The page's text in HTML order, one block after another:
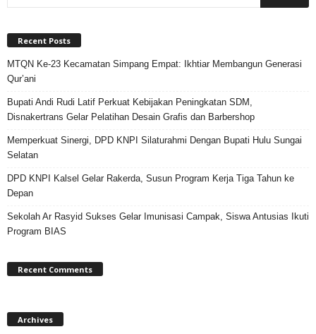
Recent Posts
MTQN Ke-23 Kecamatan Simpang Empat: Ikhtiar Membangun Generasi
Qur’ani
Bupati Andi Rudi Latif Perkuat Kebijakan Peningkatan SDM,
Disnakertrans Gelar Pelatihan Desain Grafis dan Barbershop
Memperkuat Sinergi, DPD KNPI Silaturahmi Dengan Bupati Hulu Sungai
Selatan
DPD KNPI Kalsel Gelar Rakerda, Susun Program Kerja Tiga Tahun ke
Depan
Sekolah Ar Rasyid Sukses Gelar Imunisasi Campak, Siswa Antusias Ikuti
Program BIAS
Recent Comments
Archives